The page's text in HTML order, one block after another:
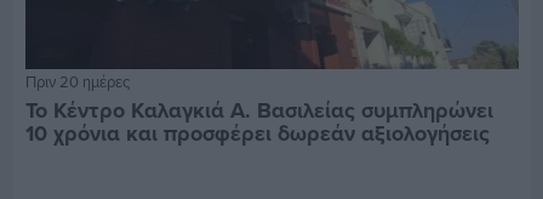
Πριν 20 ημέρες
Το Κέντρο Καλαγκιά Α. Βασιλείας συμπληρώνει
10 χρόνια και προσφέρει δωρεάν αξιολογήσεις